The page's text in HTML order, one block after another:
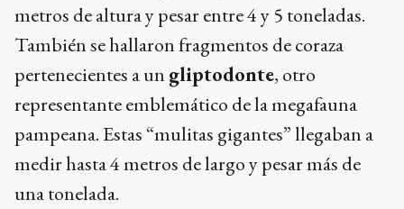
metros de altura y pesar entre 4 y 5 toneladas.
También se hallaron fragmentos de coraza
pertenecientes a un gliptodonte, otro
representante emblemático de la megafauna
pampeana. Estas “mulitas gigantes” llegaban a
medir hasta 4 metros de largo y pesar más de
una tonelada.